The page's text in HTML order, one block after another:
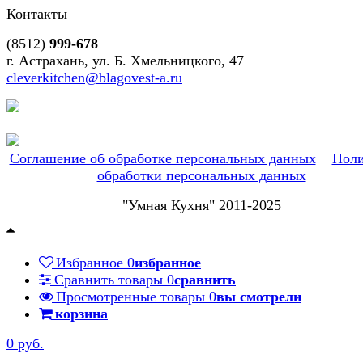
Контакты
(8512) 999-678
г. Астрахань, ул. Б. Хмельницкого, 47
cleverkitchen@blagovest-a.ru
Соглашение об обработке персональных данных
обработки персональных данных
"Умная Кухня" 2011-2025
Избранное 0избранное
Сравнить товары 0сравнить
Просмотренные товары 0вы смотрели
корзина
0 руб.